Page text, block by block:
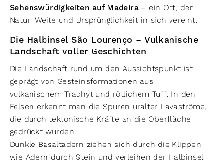
Sehenswürdigkeiten auf Madeira – ein Ort, der
Natur, Weite und Ursprünglichkeit in sich vereint.
Die Halbinsel São Lourenço – Vulkanische
Landschaft voller Geschichten
Die Landschaft rund um den Aussichtspunkt ist
geprägt von Gesteinsformationen aus
vulkanischem Trachyt und rötlichem Tuff. In den
Felsen erkennt man die Spuren uralter Lavaströme,
die durch tektonische Kräfte an die Oberfläche
gedrückt wurden.
Dunkle Basaltadern ziehen sich durch die Klippen
wie Adern durch Stein und verleihen der Halbinsel